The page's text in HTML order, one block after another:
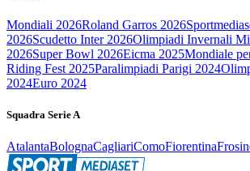
Mondiali 2026Roland Garros 2026
2026Scudetto Inter 2026Olimpiadi Invernali
2026Super Bowl 2026Eicma 2025Mondiale
Riding Fest 2025Paralimpiadi Parigi 2024
2024Euro 2024
Squadra Serie A
AtalantaBolognaCagliariComoFiorentina